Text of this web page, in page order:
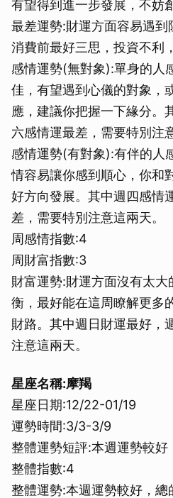
有望得到進一步發展，不妨
最差運勢:財運方面容易遇到
消費前最好三思，投資不利
感情運勢(無對象):單身的人
佳，有望遇到心儀的對象，
應，建議你把握一下緣分。
六感情運最差，需要特別注
感情運勢(有對象):有伴的人
情容易讓你感到順心，你和
好方向發展。其中週四感情
差，需要特別注意這兩天。
周感情指數:4
周財富指數:3
財富運勢:財運方面沒有太
衡，最好能在這周瞭解更多
財路。其中週日財運最好，
注意這兩天。
星座名稱:摩羯
星座日期:12/22-01/19
運勢時間:3/3-3/9
整體運勢短評:本週運勢較好
整體指數:4
整體運勢:本週運勢較好，總